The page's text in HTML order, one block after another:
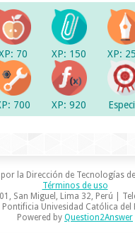
70 XP: 150 XP:
700 XP: 920
la Dirección de Tecnologías
Términos de uso
San Miguel, Lima 32, Perú |
Univesidad Católica del
Powered by Question2Answer